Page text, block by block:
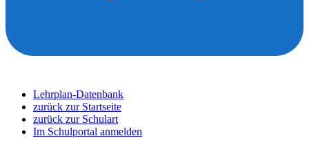
Lehrplan-Datenbank
zurück zur Startseite
zurück zur Schulart
Im Schulportal anmelden